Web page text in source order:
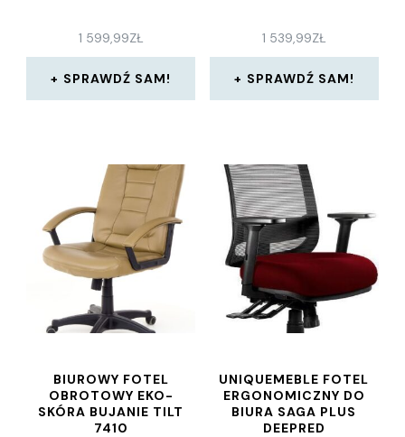
1 599,99ZŁ
SPRAWDŹ SAM!
1 539,99ZŁ
SPRAWDŹ SAM!
BIUROWY FOTEL
OBROTOWY EKO-
SKÓRA BUJANIE TILT
7410
UNIQUEMEBLE FOTEL
ERGONOMICZNY DO
BIURA SAGA PLUS
DEEPRED